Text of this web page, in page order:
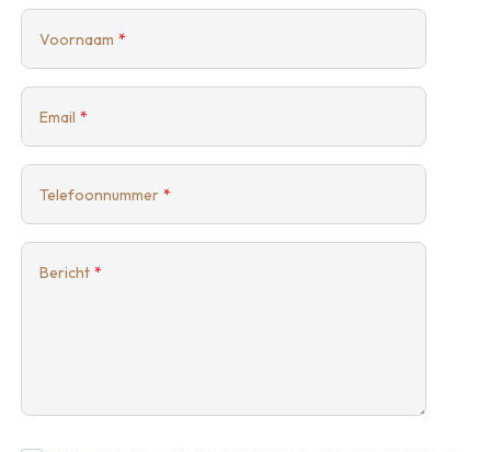
Voornaam
Email
Telefoonnummer
Bericht